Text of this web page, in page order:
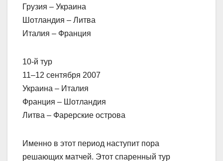
Грузия – Украина
Шотландия – Литва
Италия – Франция
10-й тур
11–12 сентября 2007
Украина – Италия
Франция – Шотландия
Литва – Фарерские острова
Именно в этот период наступит пора
решающих матчей. Этот спаренный тур